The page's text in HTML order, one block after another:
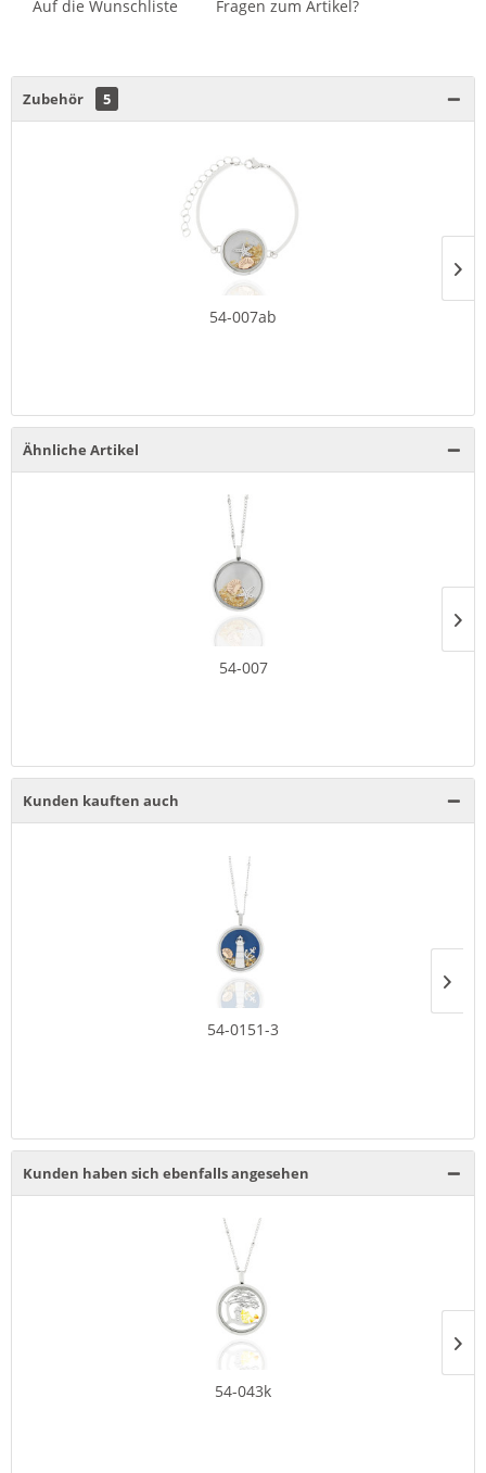
Auf die Wunschliste Fragen zum Artikel?
Zubehör 5
54-007ab
Ähnliche Artikel
54-007
Kunden kauften auch
54-0151-3
Kunden haben sich ebenfalls angesehen
54-043k